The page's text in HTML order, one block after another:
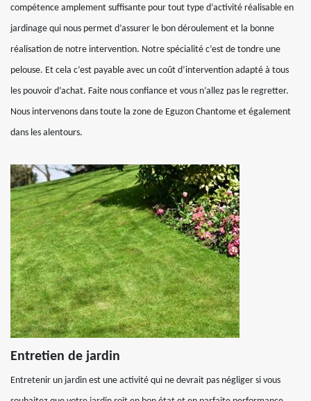
compétence amplement suffisante pour tout type d’activité réalisable en
jardinage qui nous permet d’assurer le bon déroulement et la bonne
réalisation de notre intervention. Notre spécialité c’est de tondre une
pelouse. Et cela c’est payable avec un coût d’intervention adapté à tous
les pouvoir d’achat. Faite nous confiance et vous n’allez pas le regretter.
Nous intervenons dans toute la zone de Eguzon Chantome et également
dans les alentours.
Entretien de jardin
Entretenir un jardin est une activité qui ne devrait pas négliger si vous